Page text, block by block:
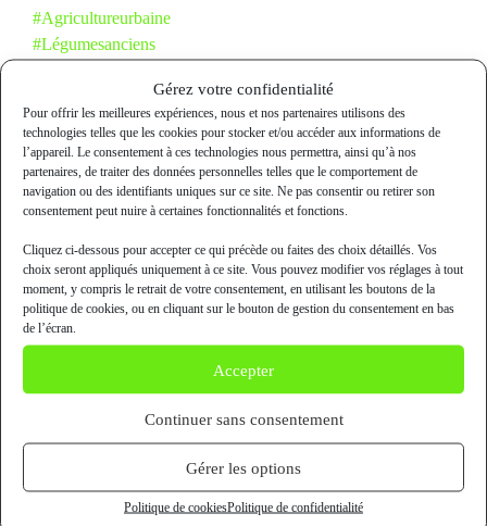
Gérez votre confidentialité
Pour offrir les meilleures expériences, nous et nos partenaires utilisons des
technologies telles que les cookies pour stocker et/ou accéder aux informations de
l’appareil. Le consentement à ces technologies nous permettra, ainsi qu’à nos
partenaires, de traiter des données personnelles telles que le comportement de
navigation ou des identifiants uniques sur ce site. Ne pas consentir ou retirer son
consentement peut nuire à certaines fonctionnalités et fonctions.
Cliquez ci-dessous pour accepter ce qui précède ou faites des choix détaillés. Vos
choix seront appliqués uniquement à ce site. Vous pouvez modifier vos réglages à tout
moment, y compris le retrait de votre consentement, en utilisant les boutons de la
politique de cookies, ou en cliquant sur le bouton de gestion du consentement en bas
de l’écran.
Accepter
Continuer sans consentement
Gérer les options
Politique de cookiesPolitique de confidentialité
#Agricultureurbaine
#Légumesanciens
VOUS DEVRIEZ ÉGALEMENT AIMER